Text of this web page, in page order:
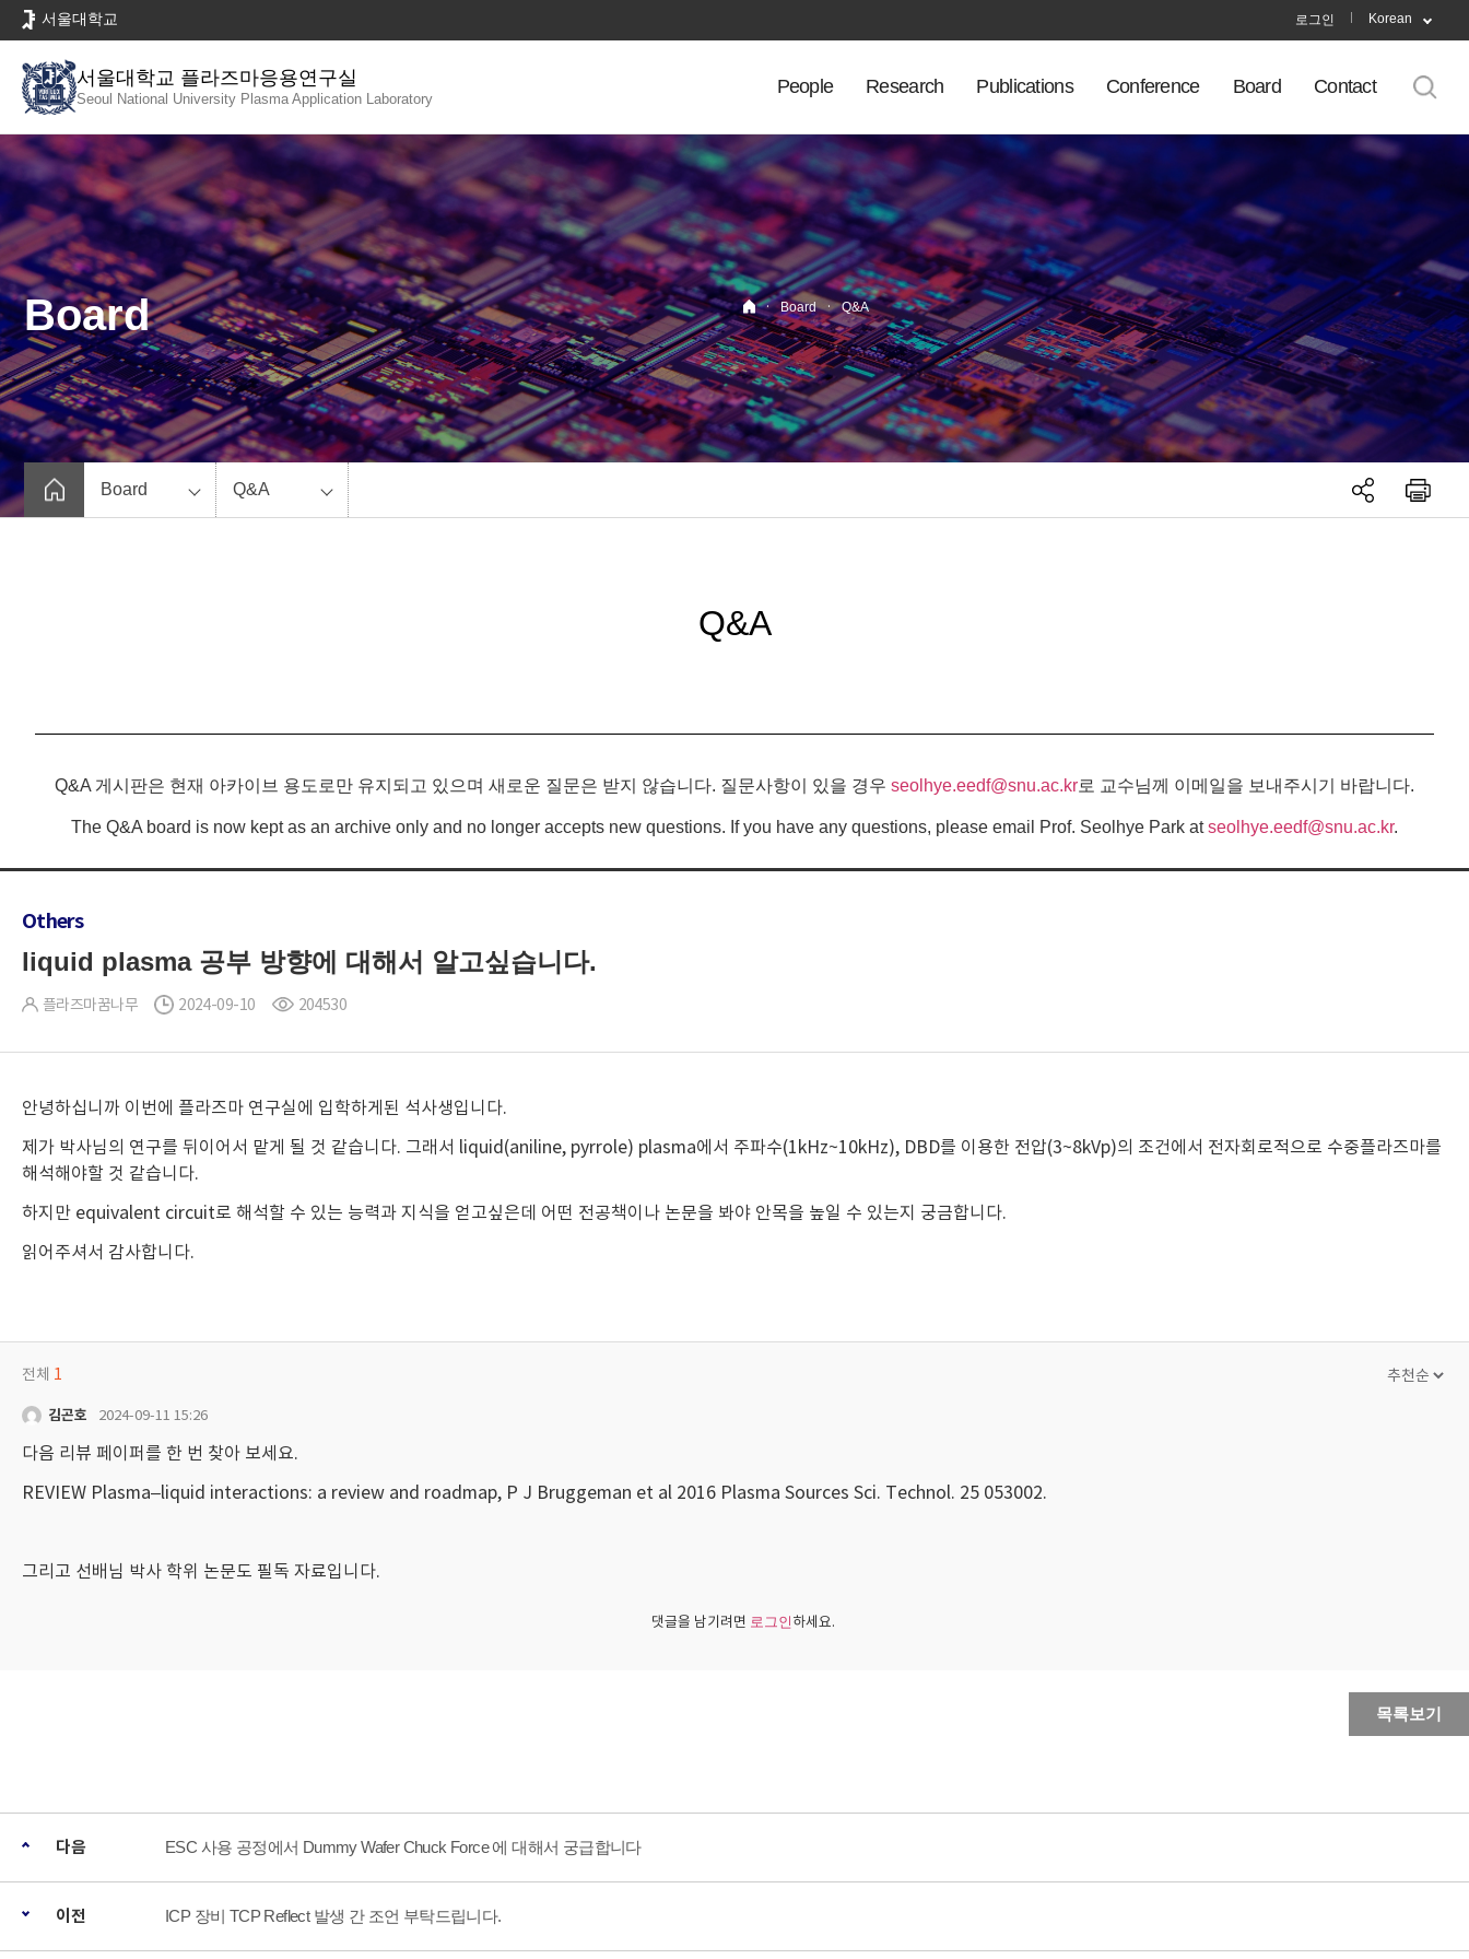
로
뉴
서울대학교 로그인 Korean
서울대학교 플라즈마응용연구실
Seoul National University Plasma Application Laboratory
People Research Publications Conference Board Contact
Board · Board · Q&A
Board Q&A
Q&A
Q&A 게시판은 현재 아카이브 용도로만 유지되고 있으며 새로운 질문은 받지 않습니다. 질문사항이 있을 경우 seolhye.eedf@snu.ac.kr로 교수님께 이메일을 보내주시기 바랍니다.
The Q&A board is now kept as an archive only and no longer accepts new questions. If you have any questions, please email Prof. Seolhye Park atseolhye.eedf@snu.ac.kr.
Others
liquid plasma 공부 방향에 대해서 알고싶습니다.
플라즈마꿈나무 2024-09-10 204530
안녕하십니까 이번에 플라즈마 연구실에 입학하게된 석사생입니다.
제가 박사님의 연구를 뒤이어서 맡게 될 것 같습니다. 그래서 liquid(aniline, pyrrole) plasma에서 주파수(1kHz~10kHz), DBD를 이용한 전압(3~8kVp)의 조건에서 전자회로적으로 수중플라즈마를
해석해야할 것 같습니다.
하지만 equivalent circuit로 해석할 수 있는 능력과 지식을 얻고싶은데 어떤 전공책이나 논문을 봐야 안목을 높일 수 있는지 궁금합니다.
읽어주셔서 감사합니다.
전체 1
김곤호 2024-09-11 15:26
다음 리뷰 페이퍼를 한 번 찾아 보세요.
REVIEW Plasma–liquid interactions: a review and roadmap, P J Bruggeman et al 2016 Plasma Sources Sci. Technol. 25 053002.
그리고 선배님 박사 학위 논문도 필독 자료입니다.
댓글을 남기려면 로그인 하세요.
목록보기
다음 ESC 사용 공정에서 Dummy Wafer Chuck Force 에 대해서 궁급합니다
이전 ICP 장비 TCP Reflect 발생 간 조언 부탁드립니다.